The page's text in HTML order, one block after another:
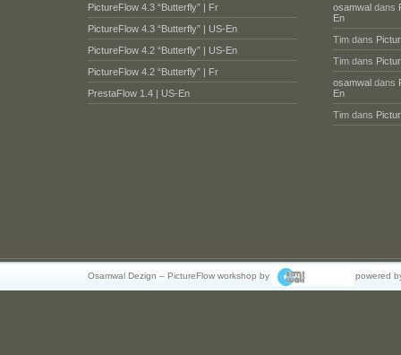
PictureFlow 4.3 “Butterfly” | Fr
PictureFlow 4.3 “Butterfly” | US-En
PictureFlow 4.2 “Butterfly” | US-En
PictureFlow 4.2 “Butterfly” | Fr
PrestaFlow 1.4 | US-En
osamwaldans
En
Timdans
Timdans
osamwaldans
En
Timdans
Osamwal Dezign – PictureFlow workshop by powered